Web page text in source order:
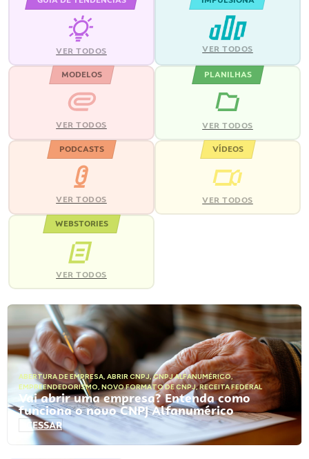
VER TODOS VER TODOS
MODELOS
VER TODOS
PLANILHAS
VER TODOS
PODCASTS
VER TODOS
VÍDEOS
VER TODOS
WEBSTORIES
VER TODOS
ABERTURA DE EMPRESA, ABRIR CNPJ,CNPJ ALFANUMÉRICO,
EMPREENDEDORISMO, NOVO FORMATO DE CNPJ,RECEITA FEDERAL
Vai abrir uma empresa? Entenda como
funciona o novo CNPJ Alfanumérico
ACESSAR